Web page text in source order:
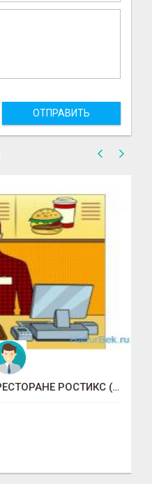
ОТПРАВИТЬ
ПОВАР/ КАССИР В РЕСТОРАНЕ РОСТИКС (КФС)